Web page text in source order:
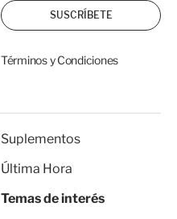
SUSCRÍBETE
Términos y Condiciones
Suplementos
Última Hora
Temas de interés